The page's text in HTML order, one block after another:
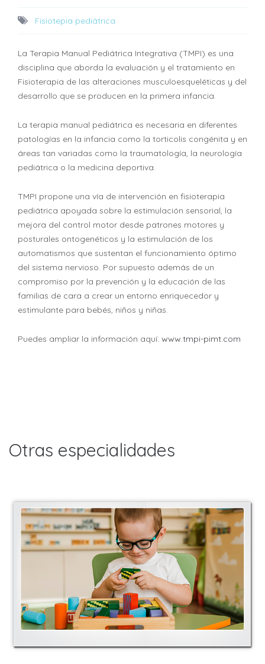
Fisiotepia pediátrica
La Terapia Manual Pediátrica Integrativa (TMPI) es una
disciplina que aborda la evaluación y el tratamiento en
Fisioterapia de las alteraciones musculoesqueléticas y del
desarrollo que se producen en la primera infancia.
La terapia manual pediátrica es necesaria en diferentes
patologías en la infancia como la torticolis congénita y en
áreas tan variadas como la traumatología, la neurología
pediátrica o la medicina deportiva.
TMPI propone una vía de intervención en fisioterapia
pediátrica apoyada sobre la estimulación sensorial, la
mejora del control motor desde patrones motores y
posturales ontogenéticos y la estimulación de los
automatismos que sustentan el funcionamiento óptimo
del sistema nervioso. Por supuesto además de un
compromiso por la prevención y la educación de las
familias de cara a crear un entorno enriquecedor y
estimulante para bebés, niños y niñas.
Puedes ampliar la información aquí: www.tmpi-pimt.com
Otras especialidades